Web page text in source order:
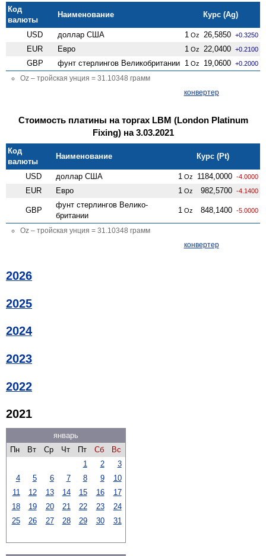
Код
валюты
Наименование Курс (Ag)
USD доллар США 1 Oz 26,5850 +0.3250
EUR Евро 1 Oz 22,0400 +0.2100
GBP фунт стерлингов Велико­британии 1 Oz 19,0600 +0.2000
Oz – тройская унция = 31.10348 грамм
конвертер
Стоимость платины на торгах LBM (London Platinum
Fixing) на 3.03.2021
Код
валюты
Наименование Курс (Pt)
USD доллар США 1 Oz 1184,0000 -4.0000
EUR Евро 1 Oz 982,5700 -4.1400
GBP
фунт стерлингов Велико­
британии
1 Oz 848,1400 -5.0000
Oz – тройская унция = 31.10348 грамм
конвертер
2026
2025
2024
2023
2022
2021
январь
Пн
Вт Ср Чт Пт Сб
Вс
1
2
3
4
5 6 7 8 9
10
11
12 13 14 15 16
17
18
19 20 21 22 23
24
25
26 27 28 29 30 31